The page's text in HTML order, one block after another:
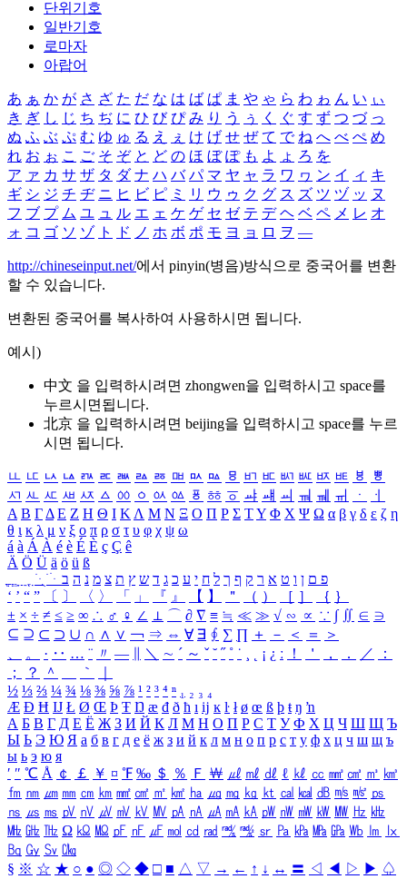
단위기호
일반기호
로마자
아랍어
あ ぁ か が さ ざ た だ な は ば ぱ ま や ゃ ら わ ゎ ん い ぃ
き ぎ し じ ち ぢ に ひ び ぴ み り う ぅ く ぐ す ず つ づ っ
ぬ ふ ぶ ぷ む ゆ ゅ る え ぇ け げ せ ぜ て で ね へ べ ぺ め
れ お ぉ こ ご そ ぞ と ど の ほ ぼ ぽ も よ ょ ろ を
ア ァ カ サ ザ タ ダ ナ ハ バ パ マ ヤ ャ ラ ワ ヮ ン イ ィ キ
ギ シ ジ チ ヂ ニ ヒ ビ ピ ミ リ ウ ゥ ク グ ス ズ ツ ヅ ッ ヌ
フ ブ プ ム ユ ュ ル エ ェ ケ ゲ セ ゼ テ デ ヘ ベ ペ メ レ オ
ォ コ ゴ ソ ゾ ト ド ノ ホ ボ ポ モ ヨ ョ ロ ヲ ―
http://chineseinput.net/에서 pinyin(병음)방식으로 중국어를 변환
할 수 있습니다.
변환된 중국어를 복사하여 사용하시면 됩니다.
예시)
中文 을 입력하시려면 zhongwen을 입력하시고 space를
누르시면됩니다.
北京 을 입력하시려면 beijing을 입력하시고 space를 누르
시면 됩니다.
ㅥ ㅦ ㅧ ㅨ ㅩ ㅪ ㅫ ㅬ ㅭ ㅮ ㅯ ㅰ ㅱ ㅲ ㅳ ㅴ ㅵ ㅶ ㅷ ㅸ
ㅹ
ㅺ ㅻ ㅼ ㅽ ㅾ ㅿ ㆀ ㆁ ㆂ ㆃ ㆄ ㆅ ㆆ ㆇ ㆈ ㆉ ㆊ ㆋ ㆌ ㆍ
ㆎ
Α Β ΓΔ Ε Ζ Η Θ Ι ΚΛ Μ Ν Ξ Ο Π Ρ Σ ΤΥ Φ Χ Ψ Ω α β γ δ ε ζ η
θ ι κ λ μ ν ξ ο π ρ σ τ υ φ χ ψ ω
á à Á À é è É È ç Ç ê
Ä Ö Ü ä ö ü ß
ִֶֹ ֻּ ׁׂ פ ם ן ו ט א ר ק ף ך ל ח י ע כ ג ד ש ץ ת צ מ נ ה ב
‘ ’ “ ” 〔 〕 〈 〉 「 」 『 』 【 】 ＂ （ ） ［ ］ ｛ ｝
± × ÷ ≠ ≤ ≥ ∞ ∴ ♂ ♀ ∠ ⊥ ⌒ ∂ ∇ ≡ ≒ ≪ ≫ √ ∽ ∝ ∵ ∫ ∬ ∈ ∋
⊆ ⊇ ⊂ ⊃ ∪ ∩ ∧ ∨ ￢ ⇒ ⇔ ∀ ∃ ∮ ∑ ∏ ＋ － ＜ ＝
＞
、
。 · ‥ … ¨ 〃 ― ＼ ∼ ´ ～ ˇ ˘ ˝ ˚ ˙ ¸ ¡ ¿ ː ！ ＇ ， ． ／
：
；
？ ＾ ｀
½ ⅓ ⅔ ¼ ¾ ⅛ ⅜ ⅝ ⅞ ¹ ² ³ ⁴ ⁿ ₁ ₂ ₃ ₄
Æ Ð Ħ Ĳ Ł Ø Œ Þ Ŧ Ŋ æ đ ð ħ ı ĳ ĸ ŀ ł ø œ ß þ ŧ ŋ ŉ
А Б В Г Д Е Ё Ж З И Й К Л М Н О П Р С Т У Ф Х Ц Ч Ш Щ Ъ
Ы Ь Э Ю Я а б в г д е ё ж з и й к л м н о п р с т у ф х ц ч ш щ ъ
ы ь э ю я
′ ″ ℃ Å ￠ ￡ ￥ ¤ ℉ ‰ ＄ ％ Ｆ ￦ ㎕ ㎖ ㎗ ℓ ㎘ ㏄ ㎣ ㎤ ㎥ ㎦
㎙ ㎚ ㎛ ㎜ ㎝ ㎞ ㎟ ㎠ ㎡ ㎢ ㏊ ㎍ ㎎ ㎏ ㏏ ㎈ ㎉ ㏈ ㎧ ㎨ ㎰
㎱ ㎲ ㎳ ㎴ ㎵ ㎶ ㎷ ㎸ ㎹ ㎀ ㎁ ㎂ ㎃ ㎄ ㎺ ㎻ ㎽ ㎾ ㎿ ㎐ ㎑
㎒ ㎓ ㎔ Ω ㏀ ㏁ ㎊ ㎋ ㎌ ㏖ ㏅ ㎭ ㎮ ㎯ ㏛ ㎩ ㎪ ㎫ ㎬ ㏝ ㏐
㏓
㏃ ㏉ ㏜ ㏆
§ ※ ☆ ★ ○ ● ◎ ◇ ◆ □ ■ △ ▽ → ← ↑ ↓ ↔ 〓 ◁ ◀ ▷ ▶ ♤